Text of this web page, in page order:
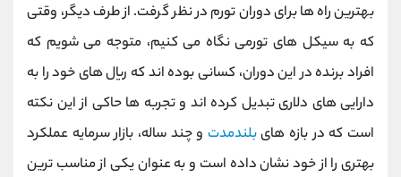
بهترین راه ها برای دوران تورم در نظر گرفت. از طرف دیگر، وقتی
که به سیکل های تورمی نگاه می کنیم، متوجه می شویم که
افراد برنده در این دوران، کسانی بوده اند که ریال های خود را به
دارایی های دلاری تبدیل کرده اند و تجربه ها حاکی از این نکته
است که در بازه هایبلندمدت و چند ساله، بازار سرمایه عملکرد
بهتری را از خود نشان داده است و به عنوان یکی از مناسب ترین